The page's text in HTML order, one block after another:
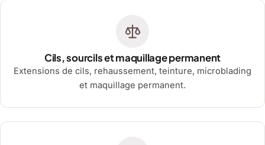
Cils, sourcils et maquillage permanent
Extensions de cils, rehaussement, teinture, microblading
et maquillage permanent.